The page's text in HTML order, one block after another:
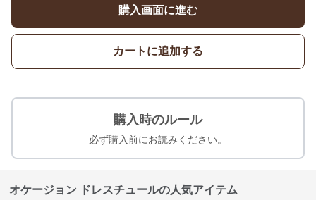
購入画面に進む
カートに追加する
購入時のルール
必ず購入前にお読みください。
オケージョン ドレスチュールの人気アイテム